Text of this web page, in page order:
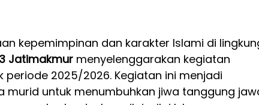
kepemimpinan dan karakter Islami di
Jatimakmur menyelenggarakan kegiatan
periode 2025/2026. Kegiatan ini menjadi
untuk menumbuhkan jiwa tanggung